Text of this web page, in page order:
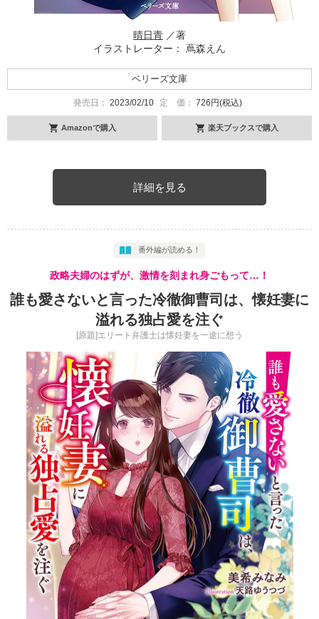
晴日青 ／著
イラストレーター： 蔦森えん
ベリーズ文庫
発売日： 2023/02/10 定 価： 726円(税込)
Amazonで購入 楽天ブックスで購入
詳細を見る
番外編が読める！
政略夫婦のはずが、激情を刻まれ身ごもって…！
誰も愛さないと言った冷徹御曹司は、懐妊妻に
溢れる独占愛を注ぐ
[原題]エリート弁護士は懐妊妻を一途に想う